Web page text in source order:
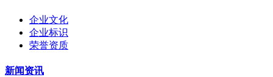
企业文化
企业标识
荣誉资质
新闻资讯